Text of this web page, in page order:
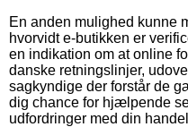
En anden mulighed kunne
hvorvidt e-butikken er
en indikation om at online
danske retningslinjer,
sagkyndige der forstår de
dig chance for hjælpende
udfordringer med din